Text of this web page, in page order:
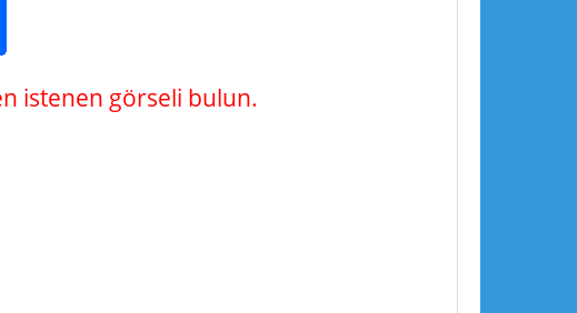
istenen görseli bulun.